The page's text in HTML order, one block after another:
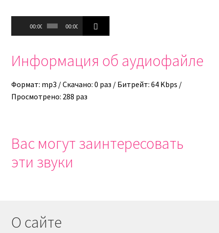
Аудиоплеер
00:00 00:00
Информация об аудиофайле
Формат: mp3 / Скачано: 0 раз / Битрейт: 64 Kbps /
Просмотрено: 288 раз
Вас могут заинтересовать
эти звуки
О сайте